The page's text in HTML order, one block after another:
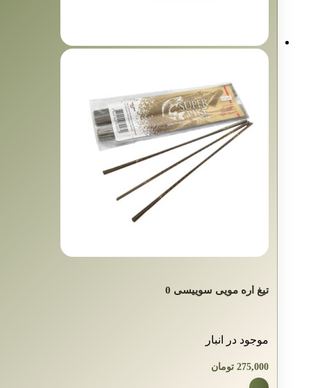
تیغ اره مویی سوییسی 0
موجود در انبار
275,000 تومان